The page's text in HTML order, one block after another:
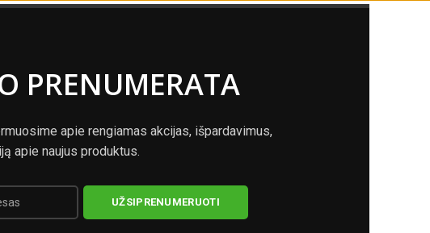
PRENUMERATA
apie rengiamas akcijas, išpardavimus,
apie naujus produktus.